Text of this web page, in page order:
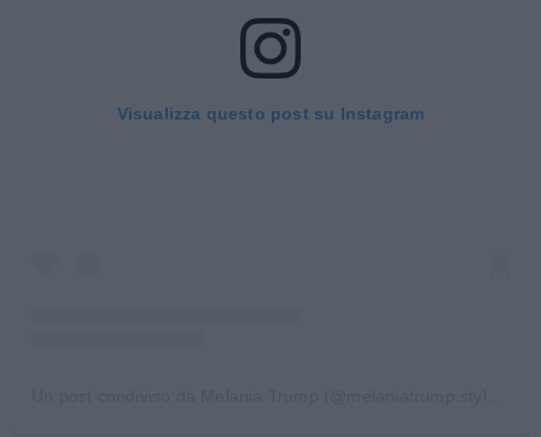
Visualizza questo post su Instagram